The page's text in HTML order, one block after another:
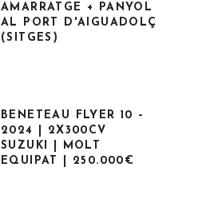
AMARRATGE + PANYOL
AL PORT D'AIGUADOLÇ
(SITGES)
72.000,00€.
65.000,00€.
BENETEAU FLYER 10 –
2024 | 2X300CV
SUZUKI | MOLT
EQUIPAT | 250.000€